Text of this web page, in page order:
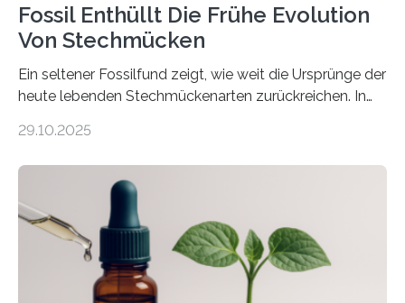
Fossil Enthüllt Die Frühe Evolution
Von Stechmücken
Ein seltener Fossilfund zeigt, wie weit die Ursprünge der
heute lebenden Stechmückenarten zurückreichen. In
Forschende die bisher älteste bekannte Stechmücken-
Region Kachin in Myanmar und hat sich in
ausgezeichnetem Zustand erhalten. Es konnte als neue
Art einer neuen Gattung beschrieben werden und trägt
nun den Namen Cretosabethes primaevus. Dieser erste
fossile Nachweis einer Stechmückenlarve in Bernstein
stellt gleichzeitig den ersten Fossilfund einer
29.10.2025